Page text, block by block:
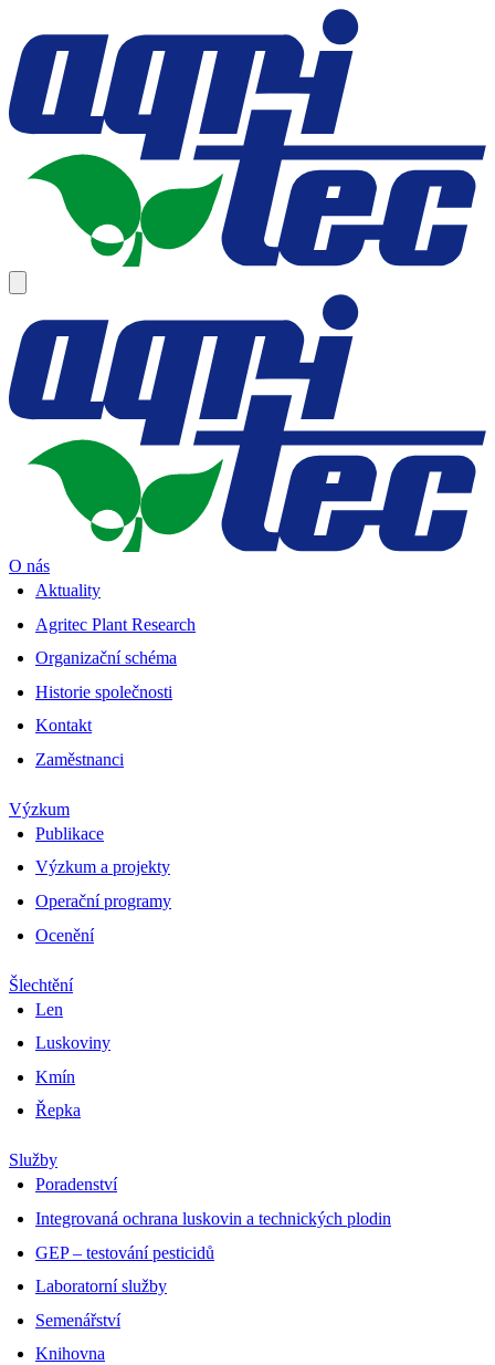
O nás
Aktuality
Agritec Plant Research
Organizační schéma
Historie společnosti
Kontakt
Zaměstnanci
Výzkum
Publikace
Výzkum a projekty
Operační programy
Ocenění
Šlechtění
Len
Luskoviny
Kmín
Řepka
Služby
Poradenství
Integrovaná ochrana luskovin a technických plodin
GEP – testování pesticidů
Laboratorní služby
Semenářství
Knihovna